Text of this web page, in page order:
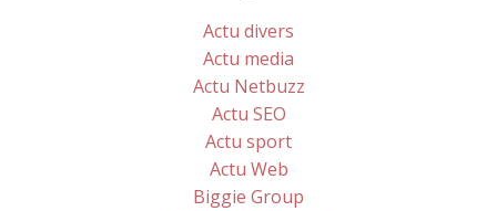
Actu divers
Actu media
Actu Netbuzz
Actu SEO
Actu sport
Actu Web
Biggie Group